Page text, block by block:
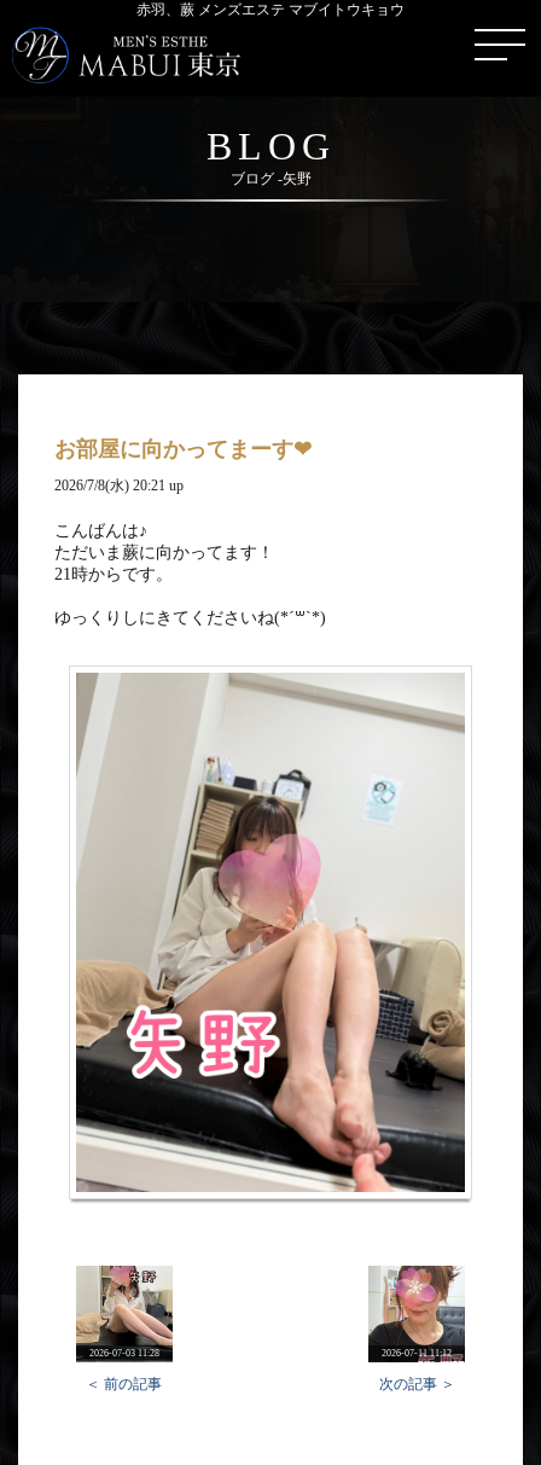
赤羽、蕨 メンズエステ マブイトウキョウ
BLOG
ブログ -矢野
お部屋に向かってまーす❤︎
2026/7/8(水) 20:21 up
こんばんは♪
ただいま蕨に向かってます！
21時からです。
ゆっくりしにきてくださいね(*´꒳`*)
2026-07-03 11:28
＜ 前の記事
2026-07-11 11:12
次の記事 ＞